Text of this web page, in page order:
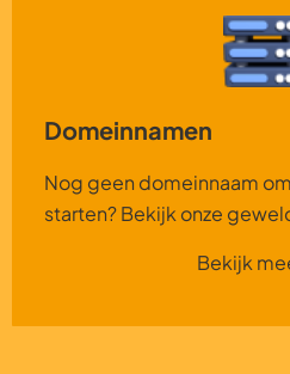
Domeinnamen
Nog geen domeinnaam
starten? Bekijk onze
Bekijk